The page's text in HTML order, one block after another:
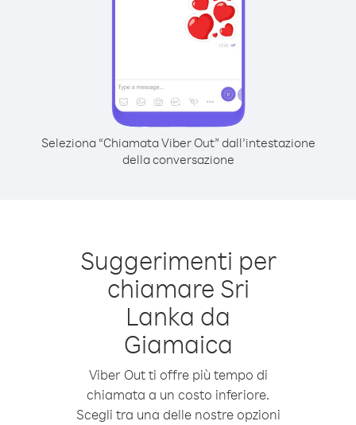
Seleziona “Chiamata Viber Out” dall’intestazione
della conversazione
Suggerimenti per
chiamare Sri
Lanka da
Giamaica
Viber Out ti offre più tempo di
chiamata a un costo inferiore.
Scegli tra una delle nostre opzioni